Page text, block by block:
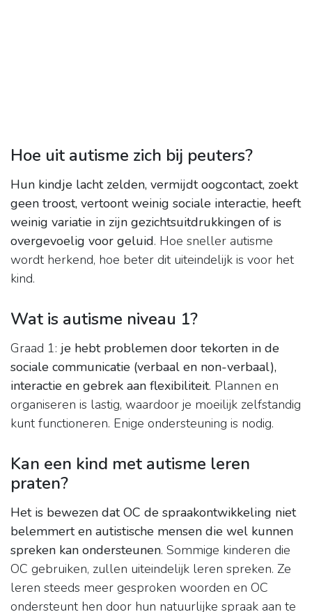
Hoe uit autisme zich bij peuters?
Hun kindje lacht zelden, vermijdt oogcontact, zoekt
geen troost, vertoont weinig sociale interactie, heeft
weinig variatie in zijn gezichtsuitdrukkingen of is
overgevoelig voor geluid. Hoe sneller autisme
wordt herkend, hoe beter dit uiteindelijk is voor het
kind.
Wat is autisme niveau 1?
Graad 1: je hebt problemen door tekorten in de
sociale communicatie (verbaal en non-verbaal),
interactie en gebrek aan flexibiliteit. Plannen en
organiseren is lastig, waardoor je moeilijk zelfstandig
kunt functioneren. Enige ondersteuning is nodig.
Kan een kind met autisme leren
praten?
Het is bewezen dat OC de spraakontwikkeling niet
belemmert en autistische mensen die wel kunnen
spreken kan ondersteunen. Sommige kinderen die
OC gebruiken, zullen uiteindelijk leren spreken. Ze
leren steeds meer gesproken woorden en OC
ondersteunt hen door hun natuurlijke spraak aan te